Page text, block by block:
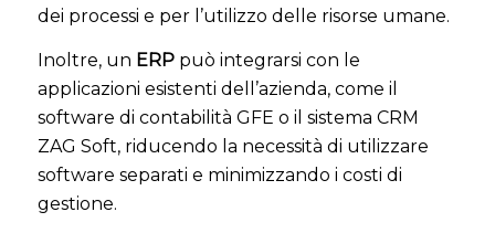
dei processi e per l’utilizzo delle risorse umane.
Inoltre, un ERP può integrarsi con le
applicazioni esistenti dell’azienda, come il
software di contabilità GFE o il sistema CRM
ZAG Soft, riducendo la necessità di utilizzare
software separati e minimizzando i costi di
gestione.